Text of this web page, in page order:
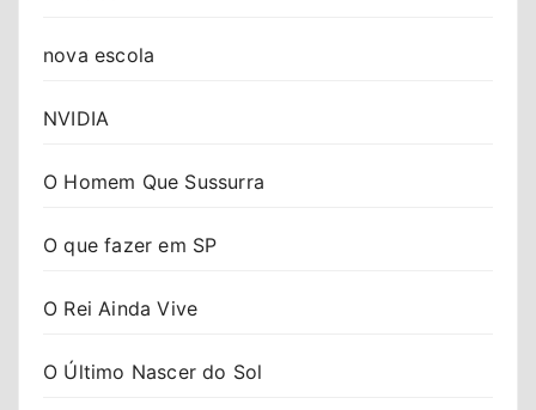
nova escola
NVIDIA
O Homem Que Sussurra
O que fazer em SP
O Rei Ainda Vive
O Último Nascer do Sol